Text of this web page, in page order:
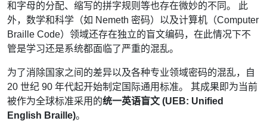
和字母的分配、缩写的拼字规则等也存在微妙的不同。 此
外，数学和科学（如 Nemeth 密码）以及计算机（Computer
Braille Code）领域还存在独立的盲文编码，在此情况下不
管是学习还是系统都面临了严重的混乱。
为了消除国家之间的差异以及各种专业领域密码的混乱，自
20 世纪 90 年代起开始制定国际通用标准。 其成果即为当前
被作为全球标准采用的统一英语盲文 (UEB: Unified
English Braille)。